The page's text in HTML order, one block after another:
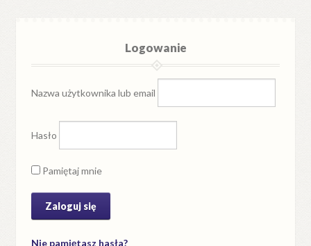
Logowanie
Nazwa użytkownika lub email
Hasło
Pamiętaj mnie
Nie pamiętasz hasła?